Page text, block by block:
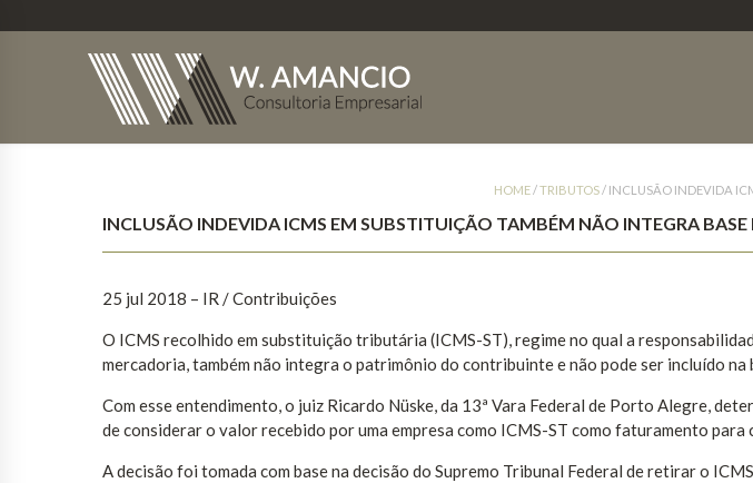
HOME/TRIBUTOS/ INCLUSÃO INDEVIDA
INCLUSÃO INDEVIDA ICMS EM SUBSTITUIÇÃO TAMBÉM NÃO INTEGRA BASE
25 jul 2018 – IR / Contribuições
O ICMS recolhido em substituição tributária (ICMS-ST), regime no qual a
mercadoria, também não integra o patrimônio do contribuinte e não pode ser incluído na
Com esse entendimento, o juiz Ricardo Nüske, da 13ª Vara Federal de Porto Alegre,
de considerar o valor recebido por uma empresa como ICMS-ST como faturamento para
A decisão foi tomada com base na decisão do Supremo Tribunal Federal de retirar o